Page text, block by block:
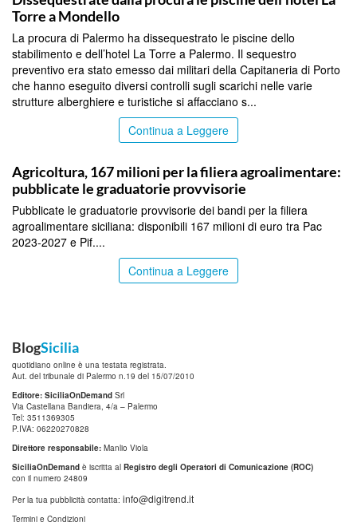
Torre a Mondello
La procura di Palermo ha dissequestrato le piscine dello
stabilimento e dell’hotel La Torre a Palermo. Il sequestro
preventivo era stato emesso dai militari della Capitaneria di Porto
che hanno eseguito diversi controlli sugli scarichi nelle varie
strutture alberghiere e turistiche si affacciano s...
Continua a Leggere
Agricoltura, 167 milioni per la filiera agroalimentare:
pubblicate le graduatorie provvisorie
Pubblicate le graduatorie provvisorie dei bandi per la filiera
agroalimentare siciliana: disponibili 167 milioni di euro tra Pac
2023-2027 e Pif....
Continua a Leggere
BlogSicilia
quotidiano online è una testata registrata.
Aut. del tribunale di Palermo n.19 del 15/07/2010
Editore: SiciliaOnDemand Srl
Via Castellana Bandiera, 4/a – Palermo
Tel: 3511369305
P.IVA: 06220270828
Direttore responsabile: Manlio Viola
SiciliaOnDemand è iscritta al Registro degli Operatori di Comunicazione (ROC)
con il numero 24809
Per la tua pubblicità contatta: info@digitrend.it
Termini e Condizioni